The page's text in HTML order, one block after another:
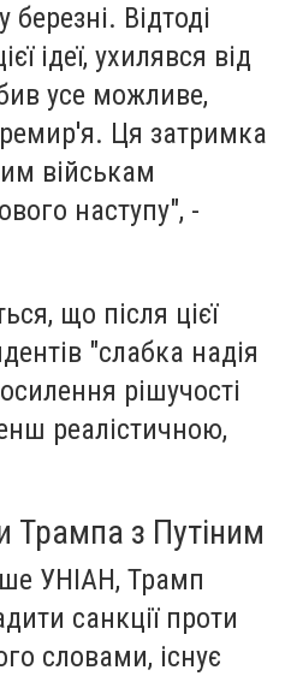
Відтоді
ідеї, ухилявся від
усе можливе,
Ця затримка
військам
наступу", -
що після цієї
"слабка надія
рішучості
реалістичною,
Трампа з Путіним
УНІАН, Трамп
санкції проти
словами, існує